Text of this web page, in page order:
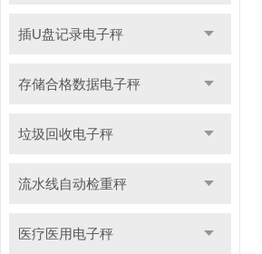
插U盘记录电子秤
存储合格数据电子秤
垃圾回收电子秤
流水线自动检重秤
医疗医用电子秤